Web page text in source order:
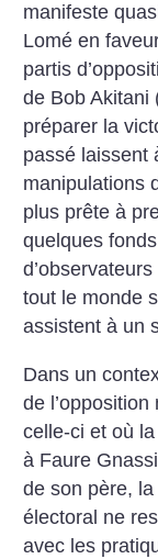
manifeste
Lomé en
partis
de Bob Akitani
préparer la
passé laissent
manipulations
plus prête à
quelques
tout le monde
assistent à un
Dans un
de
celle-ci et où
à Faure
de son père,
électoral ne
avec les